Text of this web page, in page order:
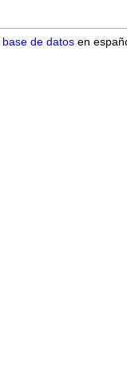
base de datos en